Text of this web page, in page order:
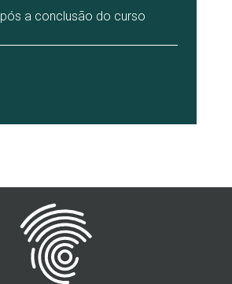
a conclusão do curso